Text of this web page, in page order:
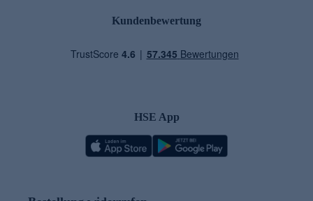
Kundenbewertung
HSE App